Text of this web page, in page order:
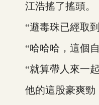
江浩搖了搖頭。
“避毒珠已經取到
“哈哈哈，這個自
“就算帶人來一起
他的這股豪爽勁，